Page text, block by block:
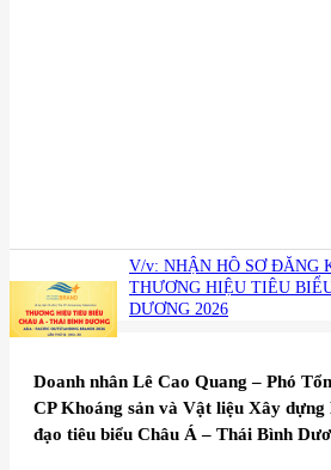
V/v: NHẬN HỒ SƠ ĐĂNG
THƯƠNG HIỆU TIÊU
DƯƠNG 2026
Doanh nhân Lê Cao Quang – Phó
CP Khoáng sản và Vật liệu Xây
đạo tiêu biểu Châu Á – Thái Bình